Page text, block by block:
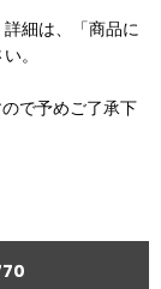
細は、「商品に
。
で予めご了承下